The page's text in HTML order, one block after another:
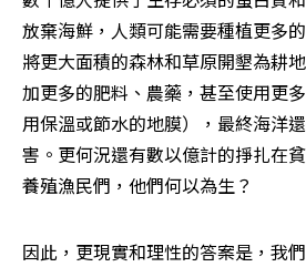
放棄海鮮，人類可能需要種植更多
將更大面積的森林和草原開墾為耕
加更多的肥料、農藥，甚至使用更
用保溫或節水的地膜），最終海洋
害。更何況還有數以億計的掙扎在
養殖漁民們，他們何以為生？
因此，更現實和理性的答案是，我